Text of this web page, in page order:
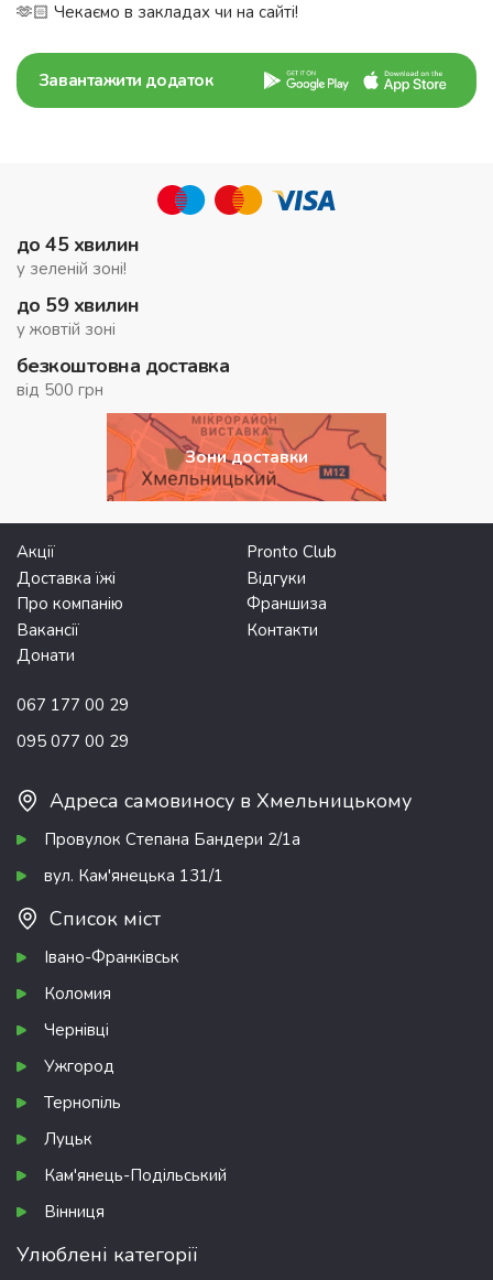
🫶🏻 Чекаємо в закладах чи на сайті!
Завантажити додаток
до 45 хвилин
у зеленій зоні!
до 59 хвилин
у жовтій зоні
безкоштовна доставка
від 500 грн
Зони доставки
Акції
Pronto Club
Доставка їжі
Відгуки
Про компанію
Франшиза
Вакансії
Контакти
Донати
067 177 00 29
095 077 00 29
Адреса самовиносу в Хмельницькому
Провулок Степана Бандери 2/1а
вул. Кам'янецька 131/1
Список міст
Івано-Франківськ
Коломия
Чернівці
Ужгород
Тернопіль
Луцьк
Кам'янець-Подільський
Вінниця
Улюблені категорії